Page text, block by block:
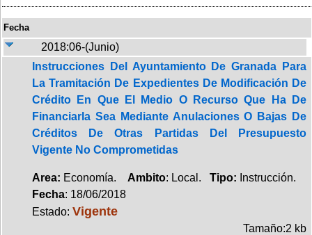
Fecha
2018:06-(Junio)
Instrucciones Del Ayuntamiento De Granada Para
La Tramitación De Expedientes De Modificación De
Crédito En Que El Medio O Recurso Que Ha De
Financiarla Sea Mediante Anulaciones O Bajas De
Créditos De Otras Partidas Del Presupuesto
Vigente No Comprometidas
Area: Economía. Ambito: Local. Tipo: Instrucción.
Fecha: 18/06/2018
Estado: Vigente
Tamaño:2 kb